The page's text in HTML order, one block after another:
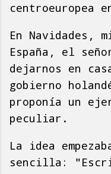
centroeuropea
En Navidades,
España, el
dejarnos en
gobierno
proponía un
peculiar.
La idea
sencilla: